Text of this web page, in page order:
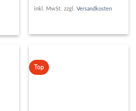
inkl. MwSt. zzgl. Versandkosten
Top